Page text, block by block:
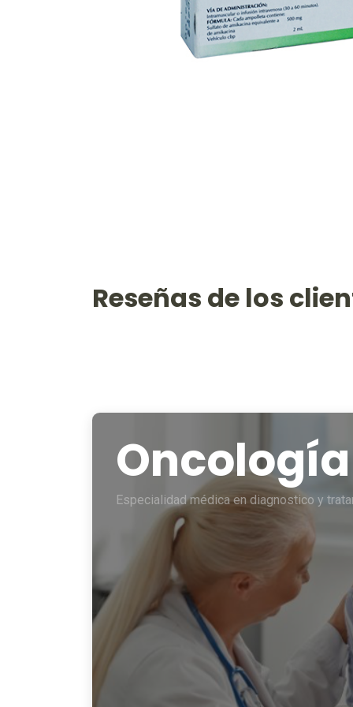
Reseñas de los
Oncología
Especialidad médica en diagnostico y